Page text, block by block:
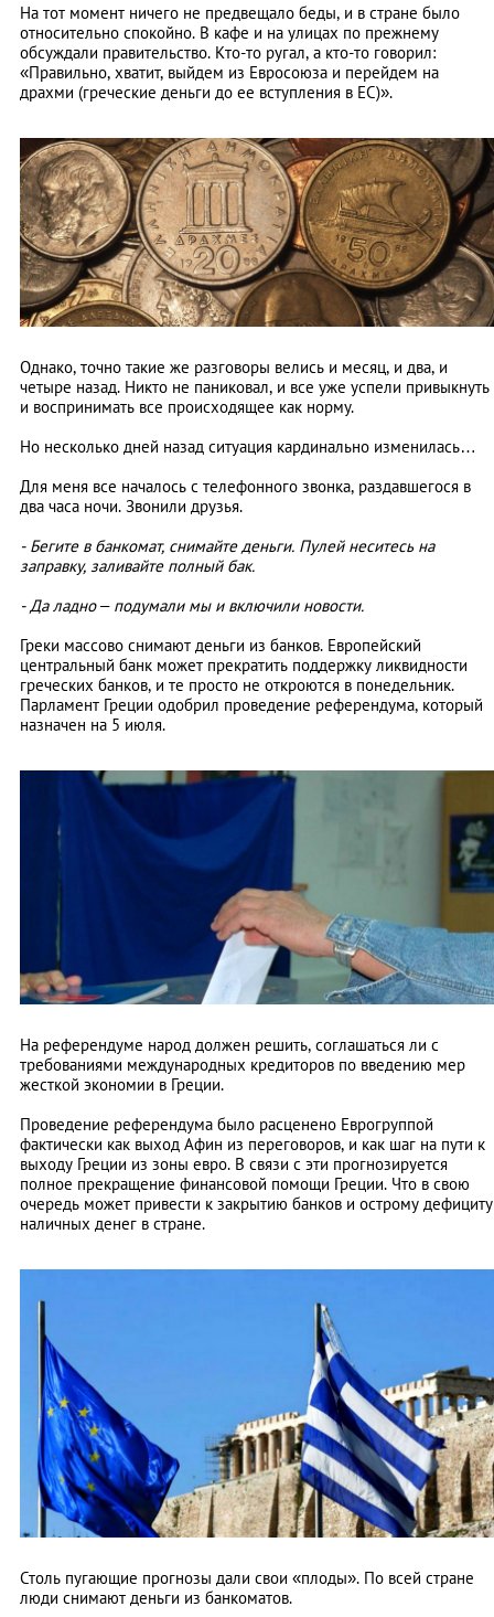
На тот момент ничего не предвещало беды, и в стране было
относительно спокойно. В кафе и на улицах по прежнему
обсуждали правительство. Кто-то ругал, а кто-то говорил:
«Правильно, хватит, выйдем из Евросоюза и перейдем на
драхми (греческие деньги до ее вступления в ЕС)».
Однако, точно такие же разговоры велись и месяц, и два, и
четыре назад. Никто не паниковал, и все уже успели привыкнуть
и воспринимать все происходящее как норму.
Но несколько дней назад ситуация кардинально изменилась…
Для меня все началось с телефонного звонка, раздавшегося в
два часа ночи. Звонили друзья.
- Бегите в банкомат, снимайте деньги. Пулей неситесь на
заправку, заливайте полный бак.
- Да ладно – подумали мы и включили новости.
Греки массово снимают деньги из банков. Европейский
центральный банк может прекратить поддержку ликвидности
греческих банков, и те просто не откроются в понедельник.
Парламент Греции одобрил проведение референдума, который
назначен на 5 июля.
На референдуме народ должен решить, соглашаться ли с
требованиями международных кредиторов по введению мер
жесткой экономии в Греции.
Проведение референдума было расценено Еврогруппой
фактически как выход Афин из переговоров, и как шаг на пути к
выходу Греции из зоны евро. В связи с эти прогнозируется
полное прекращение финансовой помощи Греции. Что в свою
очередь может привести к закрытию банков и острому дефициту
наличных денег в стране.
Столь пугающие прогнозы дали свои «плоды». По всей стране
люди снимают деньги из банкоматов.